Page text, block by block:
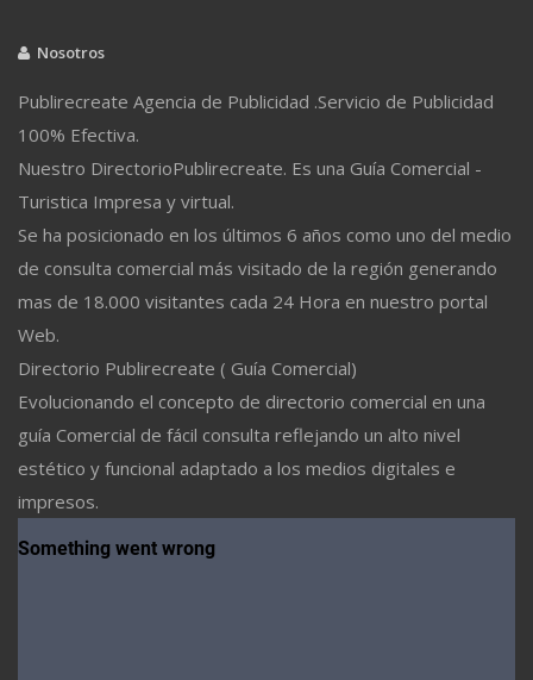
Nosotros
Publirecreate Agencia de Publicidad .Servicio de Publicidad
100% Efectiva.
Nuestro DirectorioPublirecreate. Es una Guía Comercial -
Turistica Impresa y virtual.
Se ha posicionado en los últimos 6 años como uno del medio
de consulta comercial más visitado de la región generando
mas de 18.000 visitantes cada 24 Hora en nuestro portal
Web.
Directorio Publirecreate ( Guía Comercial)
Evolucionando el concepto de directorio comercial en una
guía Comercial de fácil consulta reflejando un alto nivel
estético y funcional adaptado a los medios digitales e
impresos.